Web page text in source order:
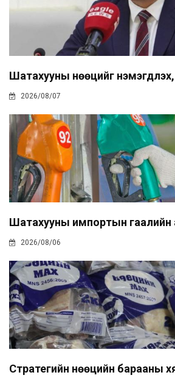
Шатахууны нөөцийг
2026/08/07
Шатахууны импортын гаалийн
2026/08/06
Стратегийн нөөцийн барааны